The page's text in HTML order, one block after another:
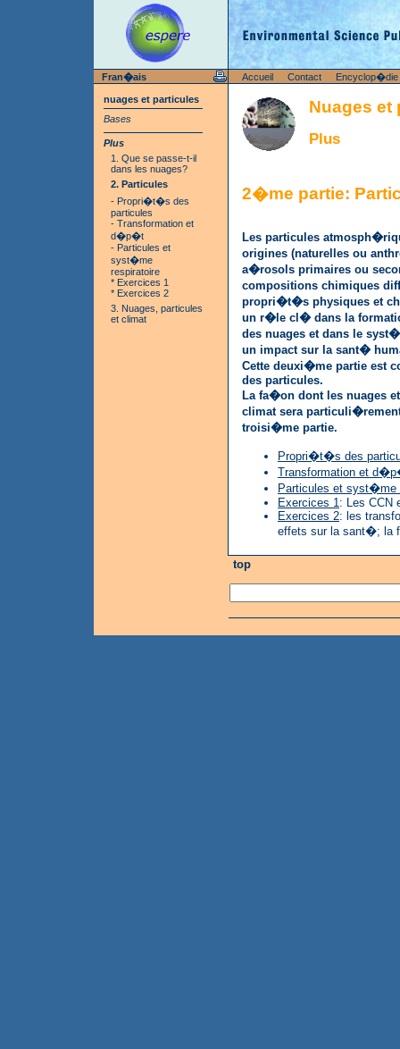
Fran�ais Accueil Contact Encyclop�die
nuages et particules
Bases
Plus
1. Que se passe-t-il
dans les nuages?
2. Particules
- Propri�t�s des
particules
- Transformation et
d�p�t
- Particules et
syst�me
respiratoire
* Exercices 1
* Exercices 2
3. Nuages, particules
et climat
Nuages et
Plus
2�me partie:
Les particules
origines (naturelles ou
a�rosols primaires ou
compositions chimiques
propri�t�s physiques et
un r�le cl� dans la
des nuages et dans le
un impact sur la sant�
Cette deuxi�me partie est
des particules.
La fa�on dont les nuages
climat sera
troisi�me partie.
Propri�t�s des
Transformation et
Particules et syst�me
Exercices 1 : Les CCN
Exercices 2: les
effets sur la sant�; la
top